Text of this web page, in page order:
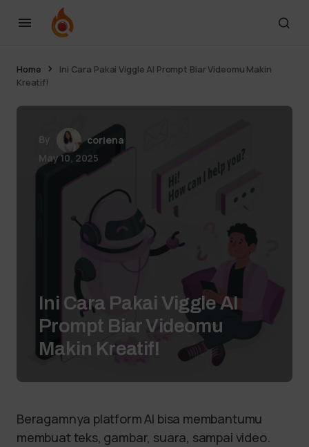
Home
Ini Cara Pakai Viggle AI Prompt Biar Videomu Makin
Kreatif!
By
coriena
May 10, 2025
Ini Cara Pakai Viggle AI
Prompt Biar Videomu
Makin Kreatif!
Beragamnya platform AI bisa membantumu
membuat teks, gambar, suara, sampai video.